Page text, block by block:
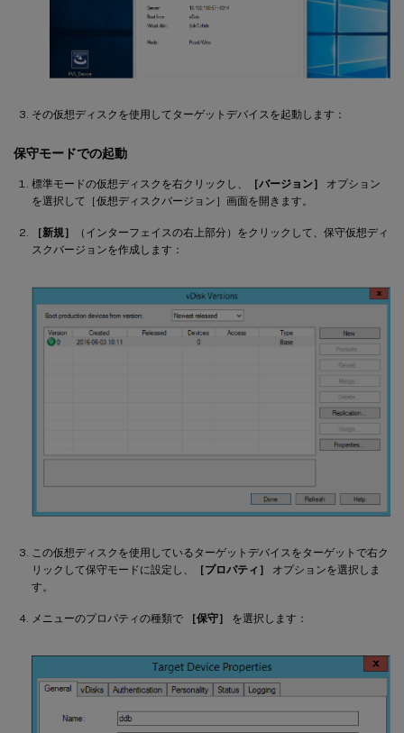
その仮想ディスクを使用してターゲットデバイスを起動します：
保守モードでの起動
標準モードの仮想ディスクを右クリックし、 ［バージョン］
オプション
を選択して［仮想ディスクバージョン］画面を開きます。
［新規］
（インターフェイスの右上部分）をクリックして、保守仮想ディ
スクバージョンを作成します：
この仮想ディスクを使用しているターゲットデバイスをターゲットで右ク
リックして保守モードに設定し、
［プロパティ］
オプションを選択しま
す。
メニューのプロパティの種類で ［保守］ を選択します：